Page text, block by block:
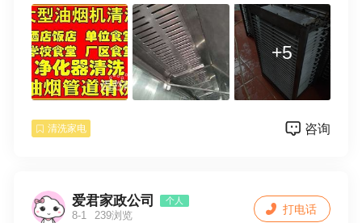
业清洗资质】、【清洗检验报告】等所需文
件。
食堂餐厅保洁：专业全方位清理单位公司学校
食堂、餐厅，深度去除油烟污渍等。
饭店厨房排烟系统、油烟机清洗，维护、保
改造及更换设备。
+5
清洗家电 咨询
爱君家政公司 个人
8-1 239浏览
打电话